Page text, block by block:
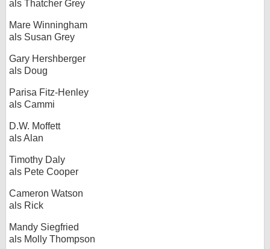
als Thatcher Grey
Mare Winningham
als Susan Grey
Gary Hershberger
als Doug
Parisa Fitz-Henley
als Cammi
D.W. Moffett
als Alan
Timothy Daly
als Pete Cooper
Cameron Watson
als Rick
Mandy Siegfried
als Molly Thompson